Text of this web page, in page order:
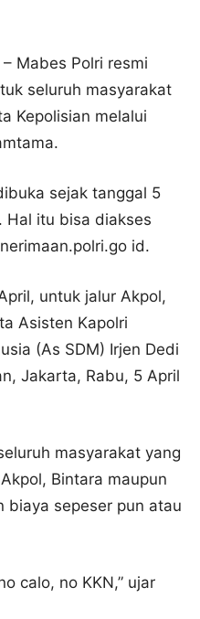
Mabes Polri resmi
seluruh masyarakat
Kepolisian melalui
sejak tanggal 5
Hal itu bisa diakses
id.
untuk jalur Akpol,
Asisten Kapolri
(As SDM) Irjen Dedi
Jakarta, Rabu, 5 April
masyarakat yang
Bintara maupun
biaya sepeser pun atau
calo, no KKN,” ujar